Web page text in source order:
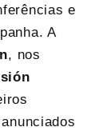
e
A
, nos